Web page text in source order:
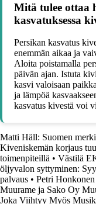
Mitä tulee ottaa
kasvatuksessa
Persikan kasvatus
enemmän aikaa ja
Aloita poistamalla
päivän ajan. Istuta
kasvi valoisaan
ja lämpöä
kasvatus kivestä voi
Matti Häll: Suomen
Kiveniskemän korjaus
toimenpiteillä • Västilä
öljyvalon syttyminen:
palvaus • Petri
Muurame ja Sako Oy
Joka Viihtyy Myös